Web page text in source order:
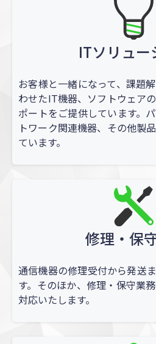
ITソリュー
お客様と一緒になって、課題
わせたIT機器、ソフトウェア
ポートをご提供しています。
トワーク関連機器、その他製
ています。
修理・保
通信機器の修理受付から発送
す。そのほか、修理・保守業
対応いたします。